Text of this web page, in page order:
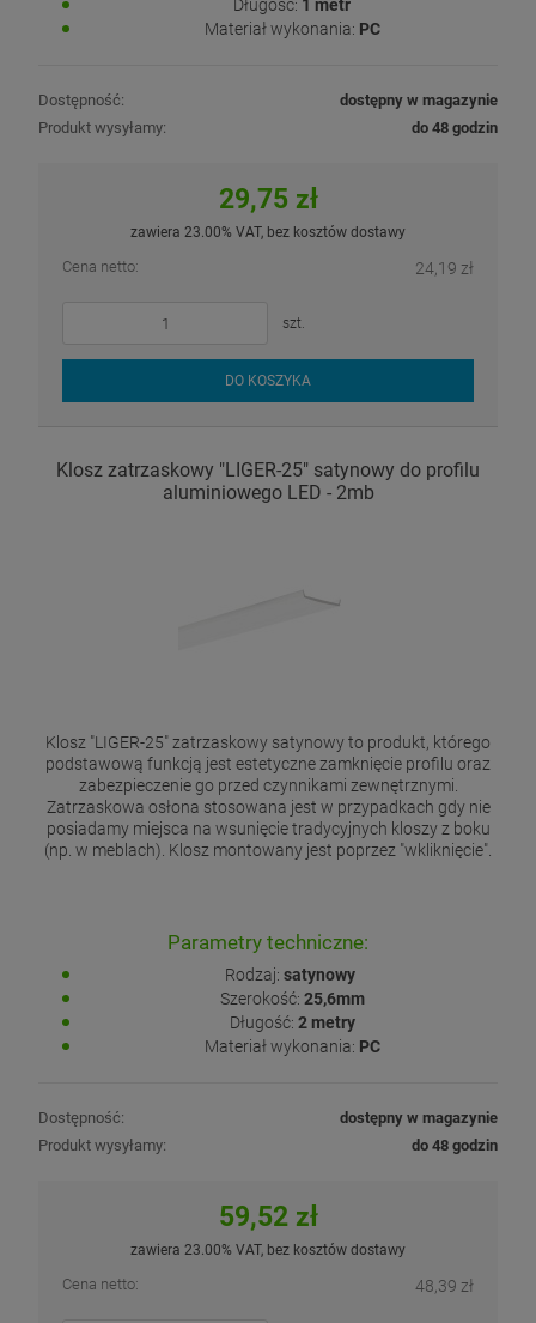
Długość: 1 metr
Materiał wykonania: PC
Dostępność:
dostępny w magazynie
Produkt wysyłamy:
do 48 godzin
29,75 zł
zawiera 23.00% VAT, bez kosztów dostawy
Cena netto: 24,19 zł
szt.
DO KOSZYKA
Klosz zatrzaskowy "LIGER-25" satynowy do profilu
aluminiowego LED - 2mb
Klosz "LIGER-25" zatrzaskowy satynowy to produkt, którego
podstawową funkcją jest estetyczne zamknięcie profilu oraz
zabezpieczenie go przed czynnikami zewnętrznymi.
Zatrzaskowa osłona stosowana jest w przypadkach gdy nie
posiadamy miejsca na wsunięcie tradycyjnych kloszy z boku
(np. w meblach). Klosz montowany jest poprzez "wkliknięcie".
Parametry techniczne:
Rodzaj: satynowy
Szerokość: 25,6mm
Długość: 2 metry
Materiał wykonania: PC
Dostępność:
dostępny w magazynie
Produkt wysyłamy:
do 48 godzin
59,52 zł
zawiera 23.00% VAT, bez kosztów dostawy
Cena netto: 48,39 zł